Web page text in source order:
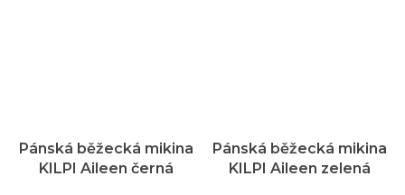
Pánská běžecká mikina
KILPI Aileen černá
Pánská běžecká mikina
KILPI Aileen zelená